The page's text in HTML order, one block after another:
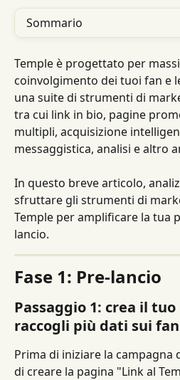
Sommario
Temple è progettato per
coinvolgimento dei tuoi fan e
una suite di strumenti di
tra cui link in bio, pagine
multipli, acquisizione
messaggistica, analisi e altro
In questo breve articolo,
sfruttare gli strumenti di
Temple per amplificare la tua
lancio.
Fase 1: Pre-lancio
Passaggio 1: crea il
raccogli più dati sui
Prima di iniziare la campagna
di creare la pagina "Link al